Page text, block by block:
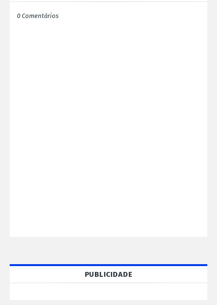
0 Comentários
PUBLICIDADE